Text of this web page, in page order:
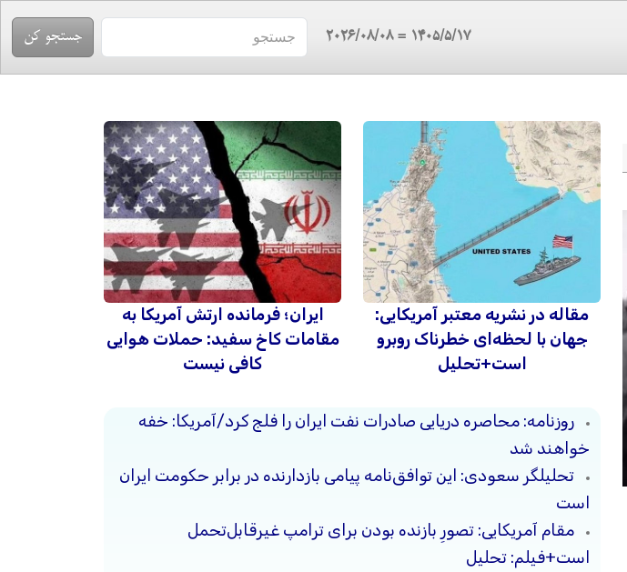
۱۴۰۵/۵/۱۷ = 2026/08/08
مقاله در نشریه معتبر آمریکایی:
جهان با لحظه‌ای خطرناک روبرو
است+تحلیل
ایران؛ فرمانده ارتش آمریکا به
مقامات کاخ سفید: حملات هوایی
کافی نیست
روزنامه: محاصره دریایی صادرات نفت ایران را فلج کرد/آمریکا: خفه
خواهند شد
تحلیلگر سعودی: این توافق‌نامه پیامی بازدارنده در برابر حکومت ایران
است
مقام آمریکایی: تصورِ بازنده بودن برای ترامپ غیرقابل‌تحمل
است+فیلم: تحلیل